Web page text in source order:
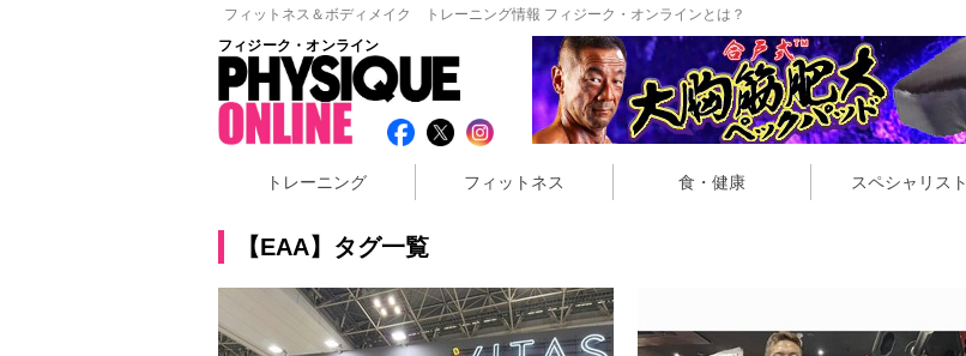
フィットネス＆ボディメイク トレーニング情報 フィジーク・オンラインとは？
フィジーク・オンライン
トレーニング フィットネス 食・健康 スペシャリスト
【EAA】タグ一覧